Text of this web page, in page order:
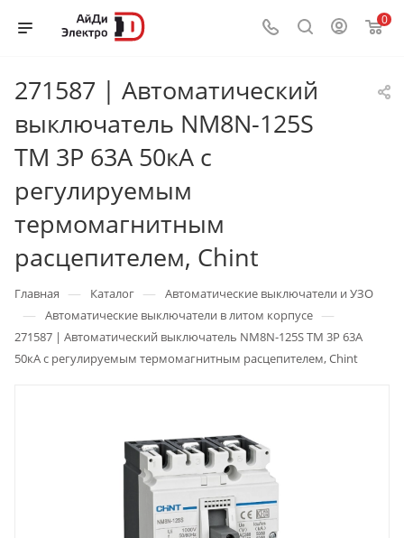
0
271587 | Автоматический
выключатель NM8N-125S
TM 3P 63А 50кА с
регулируемым
термомагнитным
расцепителем, Chint
Главная — Каталог — Автоматические выключатели и УЗО
— Автоматические выключатели в литом корпусе —
271587 | Автоматический выключатель NM8N-125S TM 3P 63А
50кА с регулируемым термомагнитным расцепителем, Chint